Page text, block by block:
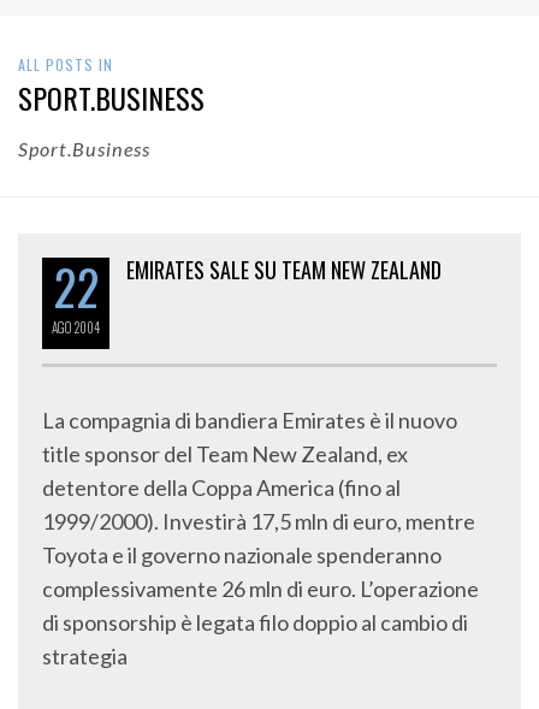
ALL POSTS IN
SPORT.BUSINESS
Sport.Business
22
AGO2004
EMIRATES SALE SU TEAM NEW ZEALAND
La compagnia di bandiera Emirates è il nuovo
title sponsor del Team New Zealand, ex
detentore della Coppa America (fino al
1999/2000). Investirà 17,5 mln di euro, mentre
Toyota e il governo nazionale spenderanno
complessivamente 26 mln di euro. L’operazione
di sponsorship è legata filo doppio al cambio di
strategia